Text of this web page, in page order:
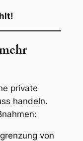
private
handeln.
von